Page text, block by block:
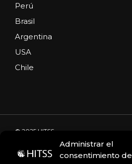
Administrar el
consentimiento de
Perú
Brasil
Argentina
USA
Chile
© 2025 HITSS